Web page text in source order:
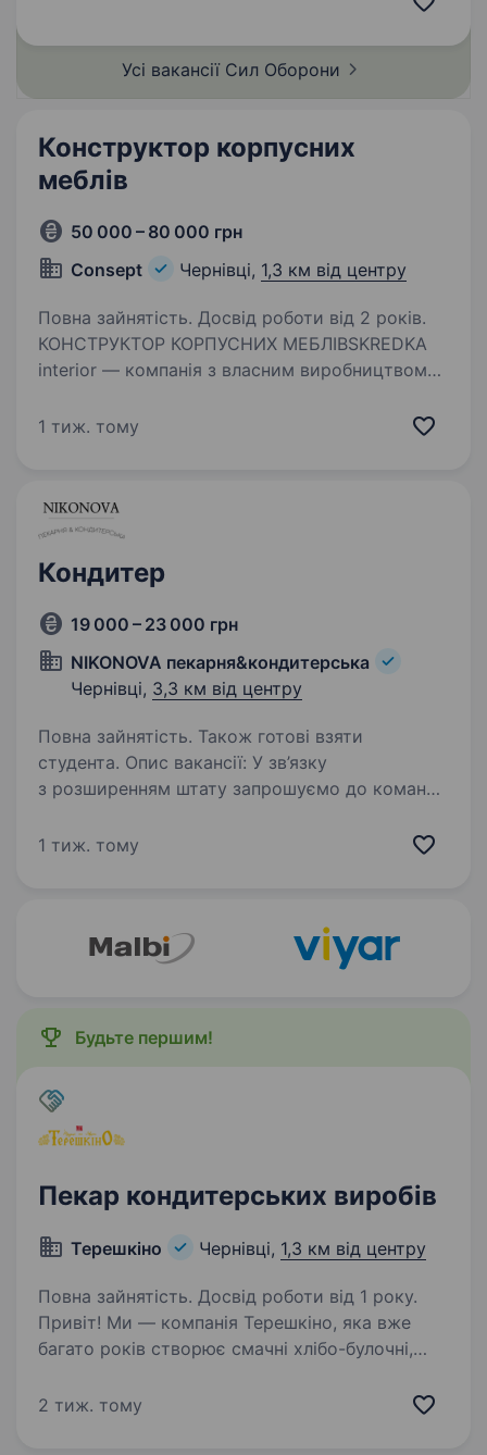
Усі вакансії Сил Оборони
Конструктор корпусних
меблів
50 000 – 80 000 грн
Consept
Чернівці, 1,3 км від центру
Повна зайнятість. Досвід роботи від 2 років.
КОНСТРУКТОР КОРПУСНИХ МЕБЛІВSKREDKA
interior — компанія з власним виробництвом
до команди ДОСВІДЧЕНОГО конструктора
1 тиж. тому
Кондитер
19 000 – 23 000 грн
NIKONOVA пекарня&кондитерська
Чернівці, 3,3 км від центру
Повна зайнятість. Також готові взяти
студента. Опис вакансії: У зв’язку
з розширенням штату запрошуємо до команди
кондитерська, яка створює якісні та смачні
1 тиж. тому
Будьте першим!
Пекар кондитерських виробів
Терешкіно Чернівці, 1,3 км від центру
Повна зайнятість. Досвід роботи від 1 року.
Привіт! Ми — компанія Терешкіно, яка вже
багато років створює смачні хлібо-булочні,
наших клієнтів у Чернівцях та за їх межами.
2 тиж. тому